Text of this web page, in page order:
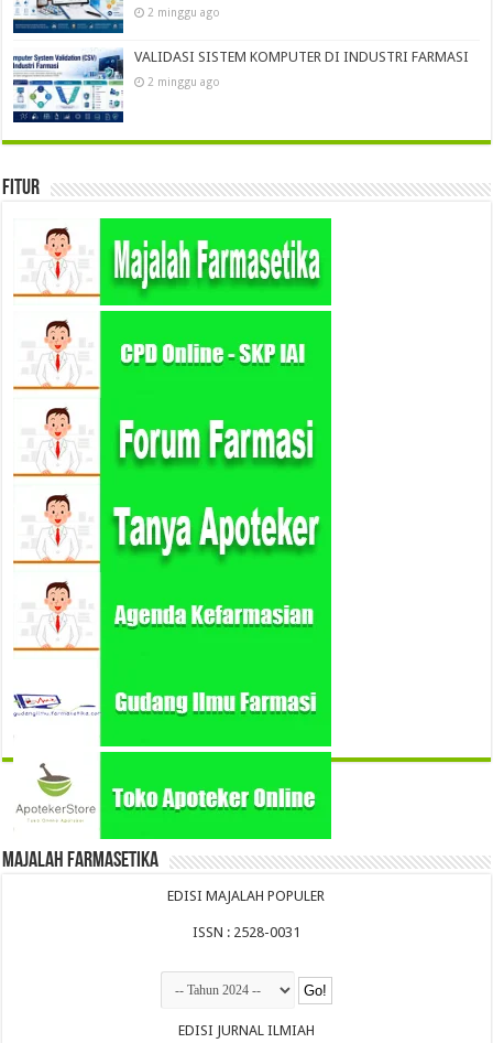
2 minggu ago
VALIDASI SISTEM KOMPUTER DI INDUSTRI FARMASI
2 minggu ago
Fitur
Majalah Farmasetika
EDISI MAJALAH POPULER
ISSN : 2528-0031
EDISI JURNAL ILMIAH